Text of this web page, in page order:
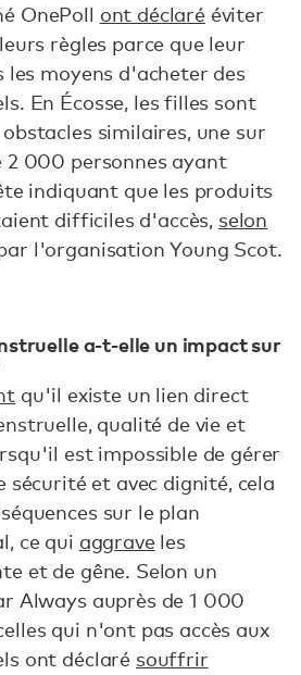
OnePoll ont déclarééviter
règles parce que leur
moyens d'acheter des
En Écosse, les filles sont
similaires, une sur
2 000 personnes ayant
indiquant que les produits
difficiles d'accès, selon
l'organisation Young Scot.
a-t-elle un impact sur
qu'il existe un lien direct
qualité de vie et
est impossible de gérer
sécurité et avec dignité, cela
sur le plan
ce qui aggraveles
et de gêne. Selon un
Always auprès de 1 000
qui n'ont pas accès aux
ont déclaré souffrir